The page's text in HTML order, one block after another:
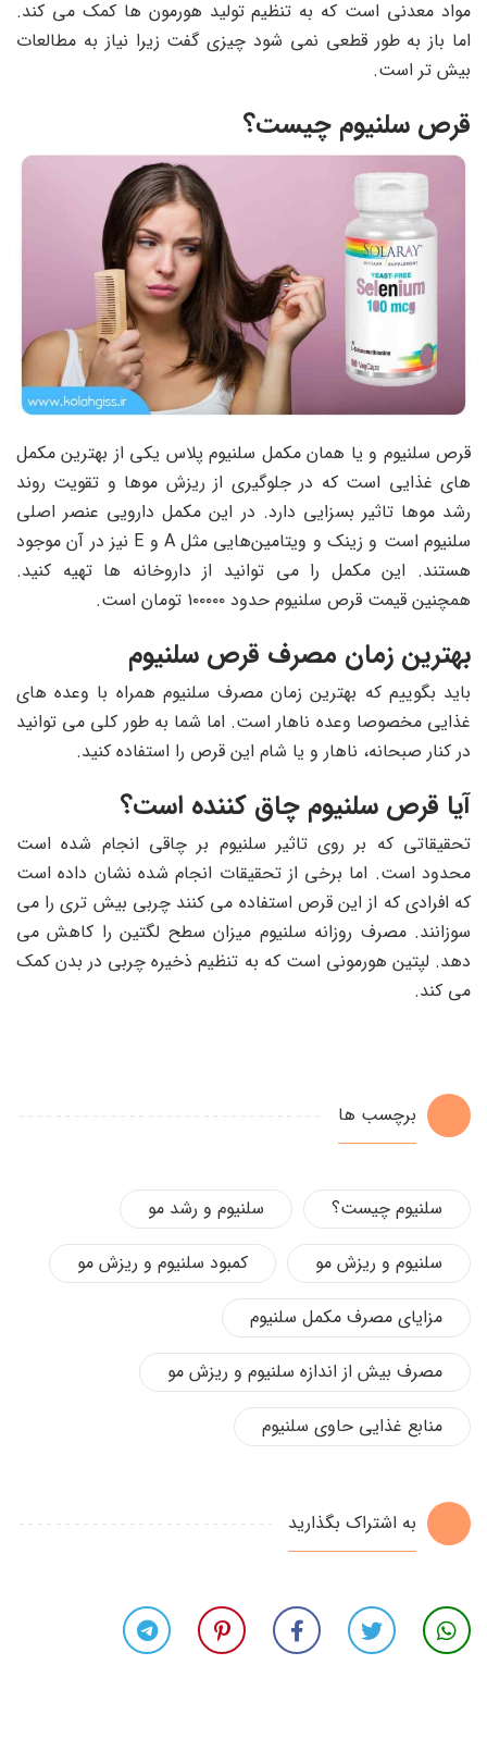
مواد معدنی است که به تنظیم تولید هورمون ها کمک می کند.
اما باز به طور قطعی نمی شود چیزی گفت زیرا نیاز به مطالعات
بیش تر است.
قرص سلنیوم چیست؟
قرص سلنیوم و یا همان مکمل سلنیوم پلاس یکی از بهترین مکمل
های غذایی است که در جلوگیری از ریزش موها و تقویت روند
رشد موها تاثیر بسزایی دارد. در این مکمل دارویی عنصر اصلی
سلنیوم است و زینک و ویتامین‌هایی مثل A و E نیز در آن موجود
هستند. این مکمل را می توانید از داروخانه ها تهیه کنید.
همچنین قیمت قرص سلنیوم حدود ۱۰۰۰۰۰ تومان است.
بهترین زمان مصرف قرص سلنیوم
باید بگوییم که بهترین زمان مصرف سلنیوم همراه با وعده های
غذایی مخصوصا وعده ناهار است. اما شما به طور کلی می توانید
در کنار صبحانه، ناهار و یا شام این قرص را استفاده کنید.
آیا قرص سلنیوم چاق کننده است؟
تحقیقاتی که بر روی تاثیر سلنیوم بر چاقی انجام شده است
محدود است. اما برخی از تحقیقات انجام شده نشان داده است
که افرادی که از این قرص استفاده می کنند چربی بیش تری را می
سوزانند. مصرف روزانه سلنیوم میزان سطح لگتین را کاهش می
دهد. لپتین هورمونی است که به تنظیم ذخیره چربی در بدن کمک
می کند.
برچسب ها
سلنیوم چیست؟
سلنیوم و رشد مو
سلنیوم و ریزش مو
کمبود سلنیوم و ریزش مو
مزایای مصرف مکمل سلنیوم
مصرف بیش از اندازه سلنیوم و ریزش مو
منابع غذایی حاوی سلنیوم
به اشتراک بگذارید